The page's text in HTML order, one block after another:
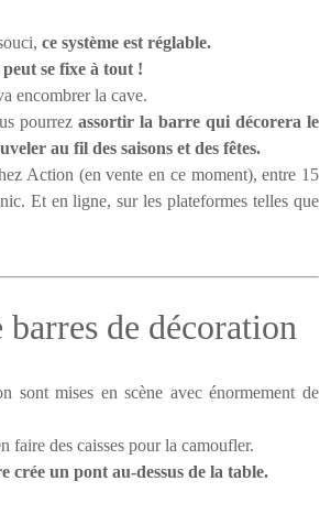
ce système est réglable.
se fixe à tout !
encombrer la cave.
pourrez assortir la barre qui décorera le
au fil des saisons et des fêtes.
Action (en vente en ce moment), entre 15
Et en ligne, sur les plateformes telles que
de décoration
sont mises en scène avec énormement de
faire des caisses pour la camoufler.
crée un pont au-dessus de la table.